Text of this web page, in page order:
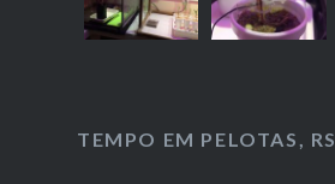
TEMPO EM PELOTAS, RS